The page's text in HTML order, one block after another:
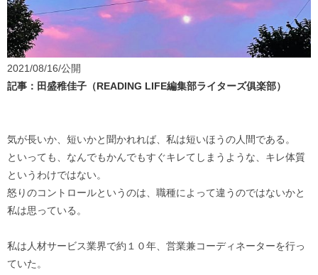
2021/08/16/公開
記事：田盛稚佳子（READING LIFE編集部ライターズ俱楽部）
気が長いか、短いかと聞かれれば、私は短いほうの人間である。
といっても、なんでもかんでもすぐキレてしまうような、キレ体質
というわけではない。
怒りのコントロールというのは、職種によって違うのではないかと
私は思っている。
私は人材サービス業界で約１０年、営業兼コーディネーターを行っ
ていた。